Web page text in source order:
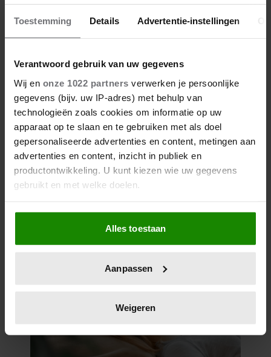
Toestemming Details Advertentie-instellingen
Verantwoord gebruik van uw gegevens
Wij en onze 1022 partners verwerken je persoonlijke
gegevens (bijv. uw IP-adres) met behulp van
technologieën zoals cookies om informatie op uw
apparaat op te slaan en te gebruiken met als doel
gepersonaliseerde advertenties en content, metingen aan
advertenties en content, inzicht in publiek en
productontwikkeling. U kunt kiezen wie uw gegevens
gebruikt en met welke doelen.
Als u het toestaat, willen we ook graag:
Informatie verzamelen over uw geografische
locatie, die tot een paar meter nauwkeurig kan zijn
scannen op specifieke eigenschappen (fingerprinting)
verwerkt en stel uw voorkeuren in het
intrekken in de Cookieverklaring.
Alles toestaan
Aanpassen
Weigeren